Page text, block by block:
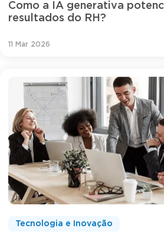
Como a IA generativa
resultados do RH?
11 Mar 2026
Tecnologia e Inovação